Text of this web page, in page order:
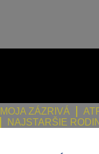
MOJA ZÁZRIVÁ
NAJSTARŠIE